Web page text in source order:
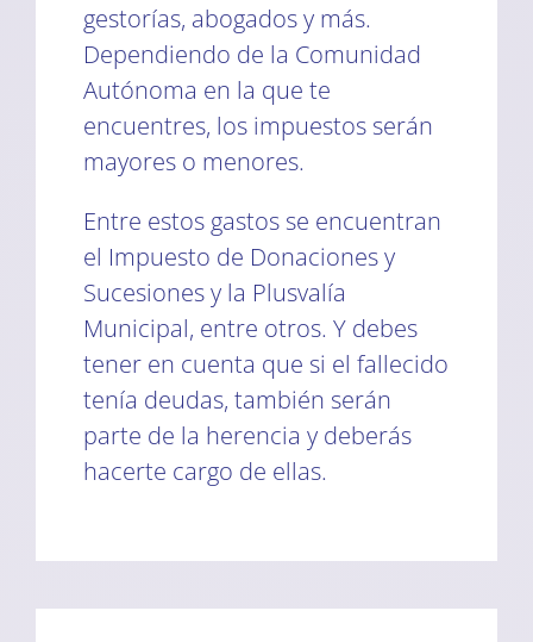
gestorías, abogados y más.
Dependiendo de la Comunidad
Autónoma en la que te
encuentres, los impuestos serán
mayores o menores.
Entre estos gastos se encuentran
el Impuesto de Donaciones y
Sucesiones y la Plusvalía
Municipal, entre otros. Y debes
tener en cuenta que si el fallecido
tenía deudas, también serán
parte de la herencia y deberás
hacerte cargo de ellas.